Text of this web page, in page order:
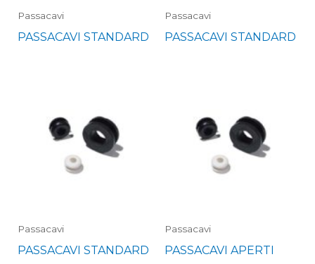
Passacavi
PASSACAVI STANDARD
Passacavi
PASSACAVI STANDARD
Passacavi
PASSACAVI STANDARD
Passacavi
PASSACAVI APERTI